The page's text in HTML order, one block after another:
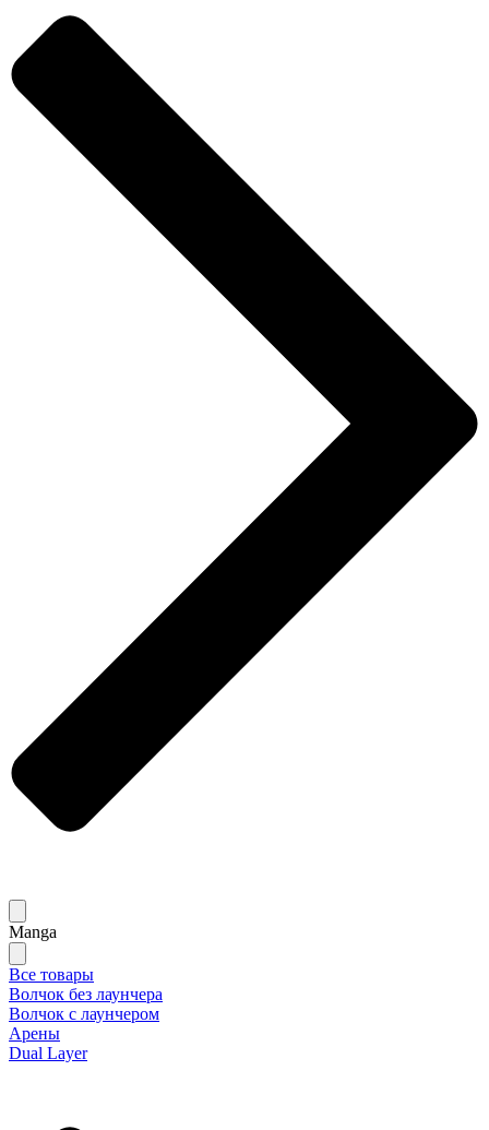
Manga
Все товары
Волчок без лаунчера
Волчок с лаунчером
Арены
Dual Layer